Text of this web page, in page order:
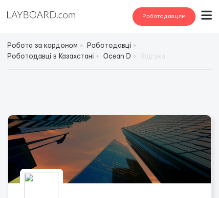
Роботодавцям
Робота за кордоном
Роботодавці
Роботодавці в Казахстані
Ocean D